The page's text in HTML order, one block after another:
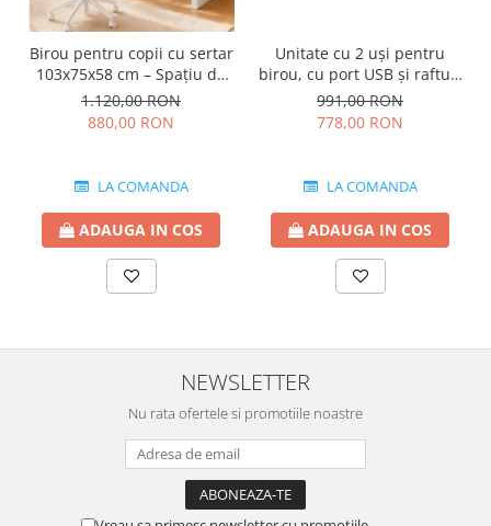
Birou pentru copii cu sertar
103x75x58 cm – Spațiu de
lucru modern, colecția Varia
white
1.120,00 RON
880,00 RON
LA COMANDA
ADAUGA IN COS
Unitate cu 2 uși pentru
birou, cu port USB și rafturi
pentru carți, colectia Varia
White
991,00 RON
778,00 RON
LA COMANDA
ADAUGA IN COS
NEWSLETTER
Nu rata ofertele si promotiile noastre